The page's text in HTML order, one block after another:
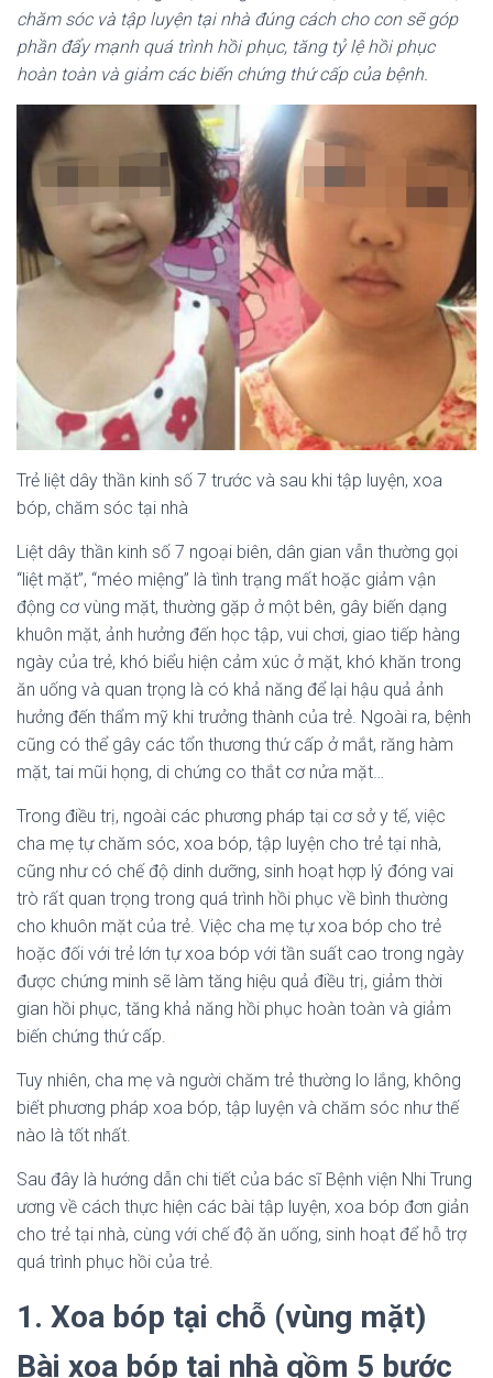
chăm sóc và tập luyện tại nhà đúng cách cho con sẽ góp
phần đẩy mạnh quá trình hồi phục, tăng tỷ lệ hồi phục
hoàn toàn và giảm các biến chứng thứ cấp của bệnh.
Trẻ liệt dây thần kinh số 7 trước và sau khi tập luyện, xoa
bóp, chăm sóc tại nhà
Liệt dây thần kinh số 7 ngoại biên, dân gian vẫn thường gọi
“liệt mặt”, “méo miệng” là tình trạng mất hoặc giảm vận
động cơ vùng mặt, thường gặp ở một bên, gây biến dạng
khuôn mặt, ảnh hưởng đến học tập, vui chơi, giao tiếp hàng
ngày của trẻ, khó biểu hiện cảm xúc ở mặt, khó khăn trong
ăn uống và quan trọng là có khả năng để lại hậu quả ảnh
hưởng đến thẩm mỹ khi trưởng thành của trẻ. Ngoài ra, bệnh
cũng có thể gây các tổn thương thứ cấp ở mắt, răng hàm
mặt, tai mũi họng, di chứng co thắt cơ nửa mặt…
Trong điều trị, ngoài các phương pháp tại cơ sở y tế, việc
cha mẹ tự chăm sóc, xoa bóp, tập luyện cho trẻ tại nhà,
cũng như có chế độ dinh dưỡng, sinh hoạt hợp lý đóng vai
trò rất quan trọng trong quá trình hồi phục về bình thường
cho khuôn mặt của trẻ. Việc cha mẹ tự xoa bóp cho trẻ
hoặc đối với trẻ lớn tự xoa bóp với tần suất cao trong ngày
được chứng minh sẽ làm tăng hiệu quả điều trị, giảm thời
gian hồi phục, tăng khả năng hồi phục hoàn toàn và giảm
biến chứng thứ cấp.
Tuy nhiên, cha mẹ và người chăm trẻ thường lo lắng, không
biết phương pháp xoa bóp, tập luyện và chăm sóc như thế
nào là tốt nhất.
Sau đây là hướng dẫn chi tiết của bác sĩ Bệnh viện Nhi Trung
ương về cách thực hiện các bài tập luyện, xoa bóp đơn giản
cho trẻ tại nhà, cùng với chế độ ăn uống, sinh hoạt để hỗ trợ
quá trình phục hồi của trẻ.
1. Xoa bóp tại chỗ (vùng mặt)
Bài xoa bóp tại nhà gồm 5 bước